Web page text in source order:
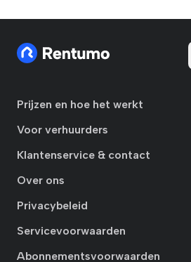
Prijzen en hoe het werkt
Voor verhuurders
Klantenservice & contact
Over ons
Privacybeleid
Servicevoorwaarden
Abonnementsvoorwaarden